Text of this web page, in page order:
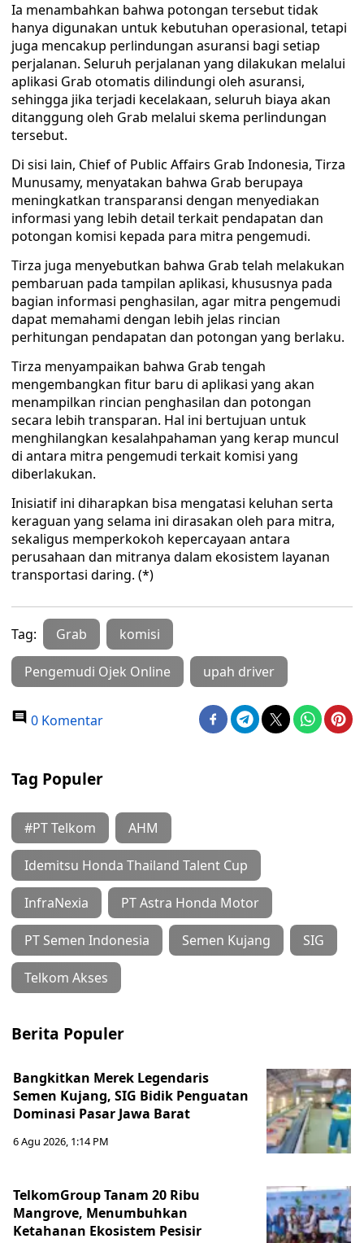
Ia menambahkan bahwa potongan tersebut tidak
hanya digunakan untuk kebutuhan operasional, tetapi
juga mencakup perlindungan asuransi bagi setiap
perjalanan. Seluruh perjalanan yang dilakukan melalui
aplikasi Grab otomatis dilindungi oleh asuransi,
sehingga jika terjadi kecelakaan, seluruh biaya akan
ditanggung oleh Grab melalui skema perlindungan
tersebut.
Di sisi lain, Chief of Public Affairs Grab Indonesia, Tirza
Munusamy, menyatakan bahwa Grab berupaya
meningkatkan transparansi dengan menyediakan
informasi yang lebih detail terkait pendapatan dan
potongan komisi kepada para mitra pengemudi.
Tirza juga menyebutkan bahwa Grab telah melakukan
pembaruan pada tampilan aplikasi, khususnya pada
bagian informasi penghasilan, agar mitra pengemudi
dapat memahami dengan lebih jelas rincian
perhitungan pendapatan dan potongan yang berlaku.
Tirza menyampaikan bahwa Grab tengah
mengembangkan fitur baru di aplikasi yang akan
menampilkan rincian penghasilan dan potongan
secara lebih transparan. Hal ini bertujuan untuk
menghilangkan kesalahpahaman yang kerap muncul
di antara mitra pengemudi terkait komisi yang
diberlakukan.
Inisiatif ini diharapkan bisa mengatasi keluhan serta
keraguan yang selama ini dirasakan oleh para mitra,
sekaligus memperkokoh kepercayaan antara
perusahaan dan mitranya dalam ekosistem layanan
transportasi daring. (*)
Tag: Grab komisi
Pengemudi Ojek Online upah driver
0 Komentar
Tag Populer
#PT Telkom AHM
Idemitsu Honda Thailand Talent Cup
InfraNexia PT Astra Honda Motor
PT Semen Indonesia Semen Kujang SIG
Telkom Akses
Berita Populer
Bangkitkan Merek Legendaris
Semen Kujang, SIG Bidik Penguatan
Dominasi Pasar Jawa Barat
6 Agu 2026, 1:14 PM
TelkomGroup Tanam 20 Ribu
Mangrove, Menumbuhkan
Ketahanan Ekosistem Pesisir